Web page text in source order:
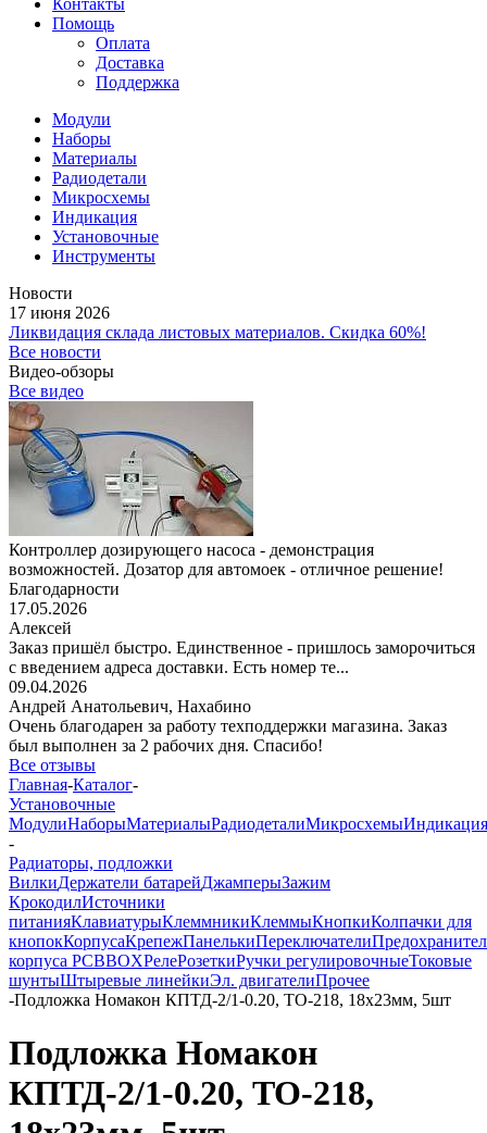
Контакты
Помощь
Оплата
Доставка
Поддержка
Модули
Наборы
Материалы
Радиодетали
Микросхемы
Индикация
Установочные
Инструменты
Новости
17 июня 2026
Ликвидация склада листовых материалов. Скидка 60%!
Все новости
Видео-обзоры
Все видео
Контроллер дозирующего насоса - демонстрация
возможностей. Дозатор для автомоек - отличное решение!
Благодарности
17.05.2026
Алексей
Заказ пришёл быстро. Единственное - пришлось заморочиться
с введением адреса доставки. Есть номер те...
09.04.2026
Андрей Анатольевич, Нахабино
Очень благодарен за работу техподдержки магазина. Заказ
был выполнен за 2 рабочих дня. Спасибо!
Все отзывы
Главная-Каталог-
Установочные
МодулиНаборыМатериалыРадиодеталиМикросхемыИндикация
-
Радиаторы, подложки
ВилкиДержатели батарейДжамперыЗажим
КрокодилИсточники
питанияКлавиатурыКлеммникиКлеммыКнопкиКолпачки для
кнопокКорпусаКрепежПанелькиПереключатели
корпуса PCBBOXРелеРозеткиРучки регулировочныеТоковые
шунтыШтыревые линейкиЭл. двигателиПрочее
-Подложка Номакон КПТД-2/1-0.20, TO-218, 18х23мм, 5шт
Подложка Номакон
КПТД-2/1-0.20, TO-218,